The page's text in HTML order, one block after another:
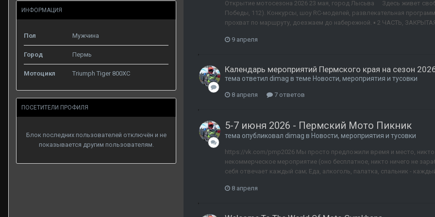
ИНФОРМАЦИЯ
Пол Мужчина
Город Пермь
Мотоцикл Triumph Tiger 800XC
ПОСЕТИТЕЛИ ПРОФИЛЯ
Блок последних пользователей отключён и не
показывается другим пользователям.
Открытие мотосезона 2026 23 мая, город Лысьва ⠀ Здесь живет
Победы, 112). Конкурсы, шоу RC-моделей, развлекательная
прохват по маршруту, доезжаем до набережной. ▪ 2 ЧАСТЬ,
9 апреля
Календарь мероприятий Пермского края на сезон
тема ответил dimag в теме Новости, мероприятия и тусовки
8 апреля 7 ответов
5-7 июня 2026 - Пермский Мото Пикник
тема опубликовал dimag в Новости, мероприятия и тусовки
https://vk.com/pmp2026 Мы просто предложили время и место,
некоммерческое мероприятие (оно бесплатное, никто ничего не
себя отвечает каждый сам; Еда, алкоголь, палатка, спальник -
8 апреля